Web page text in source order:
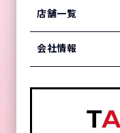
店舗一覧
会社情報